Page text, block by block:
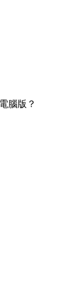
腦版？